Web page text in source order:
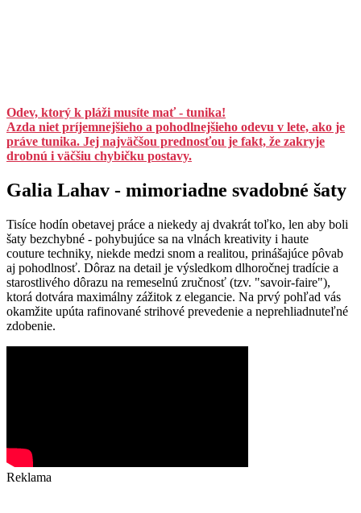
Odev, ktorý k pláži musíte mať - tunika!
Azda niet príjemnejšieho a pohodlnejšieho odevu v lete, ako je
práve tunika. Jej najväčšou prednosťou je fakt, že zakryje
drobnú i väčšiu chybičku postavy.
Galia Lahav - mimoriadne svadobné šaty
Tisíce hodín obetavej práce a niekedy aj dvakrát toľko, len aby boli
šaty bezchybné - pohybujúce sa na vlnách kreativity i haute
couture techniky, niekde medzi snom a realitou, prinášajúce pôvab
aj pohodlnosť. Dôraz na detail je výsledkom dlhoročnej tradície a
starostlivého dôrazu na remeselnú zručnosť (tzv. "savoir-faire"),
ktorá dotvára maximálny zážitok z elegancie. Na prvý pohľad vás
okamžite upúta rafinované strihové prevedenie a neprehliadnuteľné
zdobenie.
Reklama